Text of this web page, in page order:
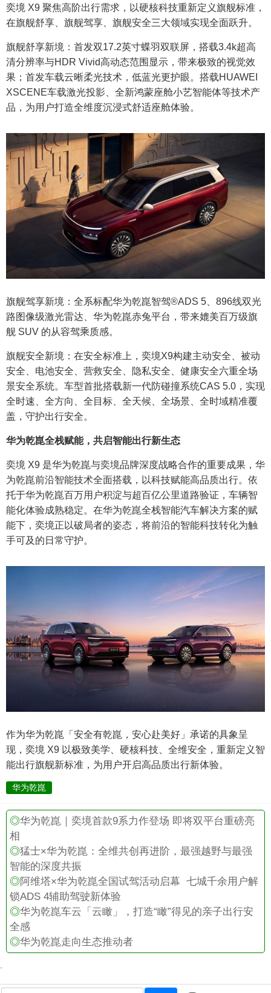
奕境 X9 聚焦高阶出行需求，以硬核科技重新定义旗舰标准，
在旗舰舒享、旗舰驾享、旗舰安全三大领域实现全面跃升。
旗舰舒享新境：首发双17.2英寸蝶羽双联屏，搭载3.4k超高
清分辨率与HDR Vivid高动态范围显示，带来极致的视觉效
果；首发车载云晰柔光技术，低蓝光更护眼。搭载HUAWEI
XSCENE车载激光投影、全新鸿蒙座舱小艺智能体等技术产
品，为用户打造全维度沉浸式舒适座舱体验。
旗舰驾享新境：全系标配华为乾崑智驾®ADS 5、896线双光
路图像级激光雷达、华为乾崑赤兔平台，带来媲美百万级旗
舰 SUV 的从容驾乘质感。
旗舰安全新境：在安全标准上，奕境X9构建主动安全、被动
安全、电池安全、营救安全、隐私安全、健康安全六重全场
景安全系统。车型首批搭载新一代防碰撞系统CAS 5.0，实现
全时速、全方向、全目标、全天候、全场景、全时域精准覆
盖，守护出行安全。
华为乾崑全栈赋能，共启智能出行新生态
奕境 X9 是华为乾崑与奕境品牌深度战略合作的重要成果，华
为乾崑前沿智能技术全面搭载，以科技赋能高品质出行。依
托于华为乾崑百万用户积淀与超百亿公里道路验证，车辆智
能化体验成熟稳定。在华为乾崑全栈智能汽车解决方案的赋
能下，奕境正以破局者的姿态，将前沿的智能科技转化为触
手可及的日常守护。
作为华为乾崑「安全有乾崑，安心赴美好」承诺的具象呈
现，奕境 X9 以极致美学、硬核科技、全维安全，重新定义智
能出行旗舰新标准，为用户开启高品质出行新体验。
华为乾崑
◎华为乾崑｜奕境首款9系力作登场 即将双平台重磅亮
相
◎猛士×华为乾崑：全维共创再进阶，最强越野与最强
智能的深度共振
◎阿维塔×华为乾崑全国试驾活动启幕 七城千余用户解
锁ADS 4辅助驾驶新体验
◎华为乾崑车云「云瞰」，打造“瞰”得见的亲子出行安
全感
◎华为乾崑走向生态推动者